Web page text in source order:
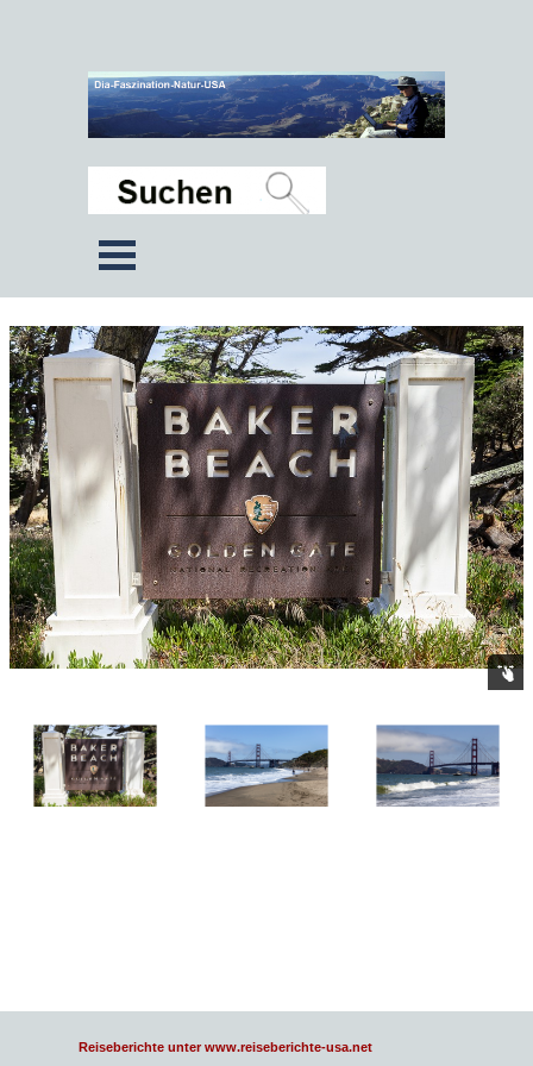
Reiseberichte unter www.reiseberichte-usa.net